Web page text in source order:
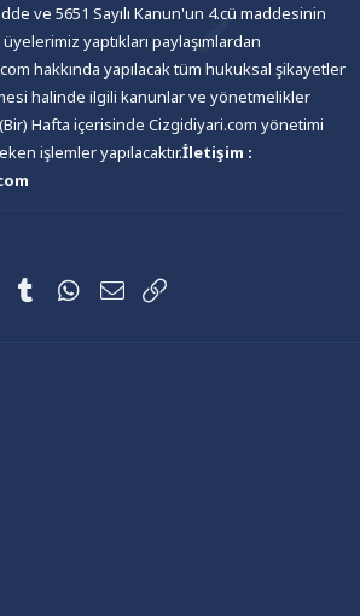
ve 5651 Sayılı Kanun'un 4.cü maddesinin
yaptıkları paylaşımlardan
hakkında yapılacak tüm hukuksal şikayetler
halinde ilgili kanunlar ve yönetmelikler
Hafta içerisinde Cizgidiyari.com yönetimi
işlemler yapılacaktır.İletişim :
PinterestTumblrWhatsApp
E-posta